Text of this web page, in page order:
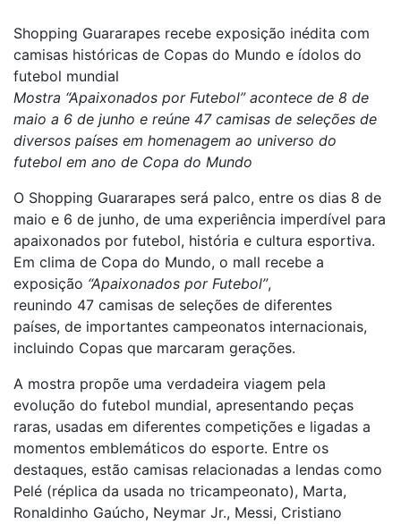
Shopping Guararapes recebe exposição inédita com
camisas históricas de Copas do Mundo e ídolos do
futebol mundial
Mostra “Apaixonados por Futebol” acontece de 8 de
maio a 6 de junho e reúne 47 camisas de seleções de
diversos países em homenagem ao universo do
futebol em ano de Copa do Mundo
O Shopping Guararapes será palco, entre os dias 8 de
maio e 6 de junho, de uma experiência imperdível para
apaixonados por futebol, história e cultura esportiva.
Em clima de Copa do Mundo, o mall recebe a
exposição “Apaixonados por Futebol”,
reunindo 47 camisas de seleções de diferentes
países, de importantes campeonatos internacionais,
incluindo Copas que marcaram gerações.
A mostra propõe uma verdadeira viagem pela
evolução do futebol mundial, apresentando peças
raras, usadas em diferentes competições e ligadas a
momentos emblemáticos do esporte. Entre os
destaques, estão camisas relacionadas a lendas como
Pelé (réplica da usada no tricampeonato), Marta,
Ronaldinho Gaúcho, Neymar Jr., Messi, Cristiano